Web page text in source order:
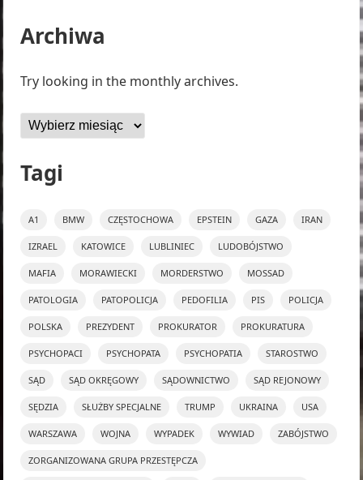
Archiwa
Try looking in the monthly archives.
Archiwa
Tagi
A1 BMW CZĘSTOCHOWA EPSTEIN GAZA IRAN
IZRAEL KATOWICE LUBLINIEC LUDOBÓJSTWO
MAFIA MORAWIECKI MORDERSTWO MOSSAD
PATOLOGIA PATOPOLICJA PEDOFILIA PIS POLICJA
POLSKA PREZYDENT PROKURATOR PROKURATURA
PSYCHOPACI PSYCHOPATA PSYCHOPATIA STAROSTWO
SĄD SĄD OKRĘGOWY SĄDOWNICTWO SĄD REJONOWY
SĘDZIA SŁUŻBY SPECJALNE TRUMP UKRAINA USA
WARSZAWA WOJNA WYPADEK WYWIAD ZABÓJSTWO
ZORGANIZOWANA GRUPA PRZESTĘPCZA